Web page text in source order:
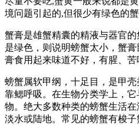
境问题引起的,但很少有绿色的
蟹膏是雄蟹精囊的精液与器官
是绿色，则说明螃蟹太小，蟹
膏食用起来味道不好，有腥、苦
螃蟹属软甲纲，十足目，是甲壳
靠鳃呼吸。在生物分类学上，
物。绝大多数种类的螃蟹生活
淡水或陆地。常见的螃蟹有梭